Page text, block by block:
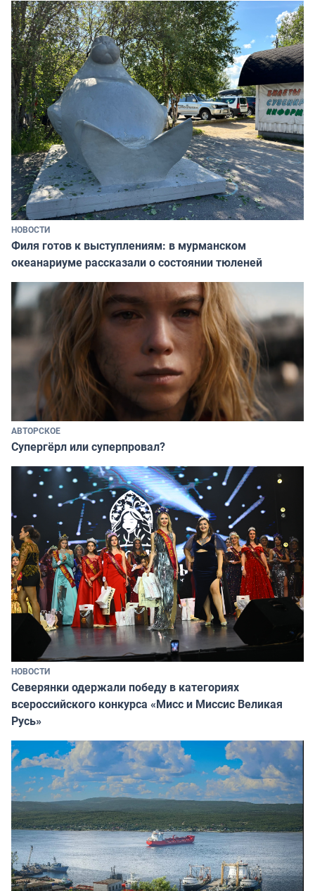
НОВОСТИ
Филя готов к выступлениям: в мурманском
океанариуме рассказали о состоянии тюленей
АВТОРСКОЕ
Супергёрл или суперпровал?
НОВОСТИ
Северянки одержали победу в категориях
всероссийского конкурса «Мисс и Миссис Великая
Русь»